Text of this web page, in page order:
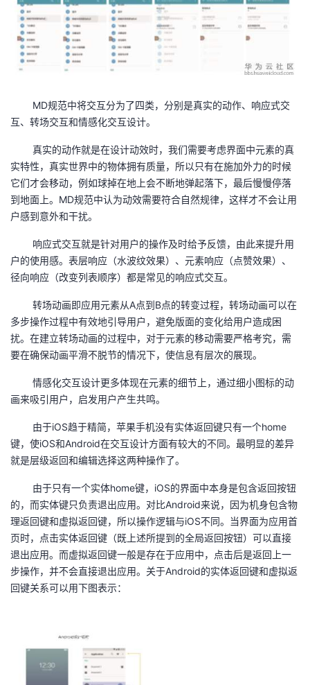
MD规范中将交互分为了四类，分别是真实的动作、响应式交
互、转场交互和情感化交互设计。
真实的动作就是在设计动效时，我们需要考虑界面中元素的真
实特性，真实世界中的物体拥有质量，所以只有在施加外力的时候
它们才会移动，例如球掉在地上会不断地弹起落下，最后慢慢停落
到地面上。MD规范中认为动效需要符合自然规律，这样才不会让用
户感到意外和干扰。
响应式交互就是针对用户的操作及时给予反馈，由此来提升用
户的使用感。表层响应（水波纹效果）、元素响应（点赞效果）、
径向响应（改变列表顺序）都是常见的响应式交互。
转场动画即应用元素从A点到B点的转变过程，转场动画可以在
多步操作过程中有效地引导用户，避免版面的变化给用户造成困
扰。在建立转场动画的过程中，对于元素的移动需要严格考究，需
要在确保动画平滑不脱节的情况下，使信息有层次的展现。
情感化交互设计更多体现在元素的细节上，通过细小图标的动
画来吸引用户，启发用户产生共鸣。
由于iOS趋于精简，苹果手机没有实体返回键只有一个home
键，使iOS和Android在交互设计方面有较大的不同。最明显的差异
就是层级返回和编辑选择这两种操作了。
由于只有一个实体home键，iOS的界面中本身是包含返回按钮
的，而实体键只负责退出应用。对比Android来说，因为机身包含物
理返回键和虚拟返回键，所以操作逻辑与iOS不同。当界面为应用首
页时，点击实体返回键（既上述所提到的全局返回按钮）可以直接
退出应用。而虚拟返回键一般是存在于应用中，点击后是返回上一
步操作，并不会直接退出应用。关于Android的实体返回键和虚拟返
回键关系可以用下图表示：